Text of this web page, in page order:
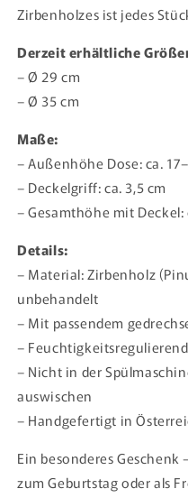
Zirbenholzes ist jedes
Derzeit erhältliche
– Ø 29 cm
– Ø 35 cm
Maße:
– Außenhöhe Dose: ca.
– Deckelgriff: ca. 3,5 cm
– Gesamthöhe mit Deckel:
Details:
– Material: Zirbenholz
unbehandelt
– Mit passendem
–
– Nicht in der
auswischen
– Handgefertigt in
Ein besonderes
zum Geburtstag oder als